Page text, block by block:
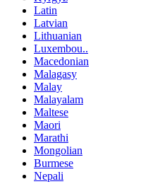
Latin
Latvian
Lithuanian
Luxembou..
Macedonian
Malagasy
Malay
Malayalam
Maltese
Maori
Marathi
Mongolian
Burmese
Nepali